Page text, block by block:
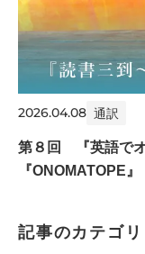
2026.04.08 通訳
第８回 『英語でオ
『ONOMATOPE』
記事のカテゴリ